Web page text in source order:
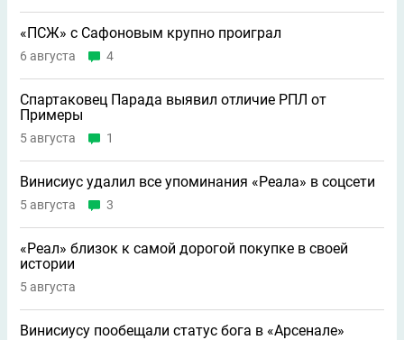
«ПСЖ» с Сафоновым крупно проиграл
6 августа 4
Спартаковец Парада выявил отличие РПЛ от
Примеры
5 августа 1
Винисиус удалил все упоминания «Реала» в соцсети
5 августа 3
«Реал» близок к самой дорогой покупке в своей
истории
5 августа
Винисиусу пообещали статус бога в «Арсенале»